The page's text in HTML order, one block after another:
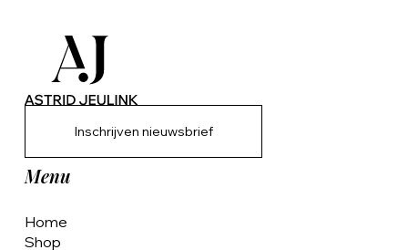
Inschrijven nieuwsbrief
Menu
Home
Shop